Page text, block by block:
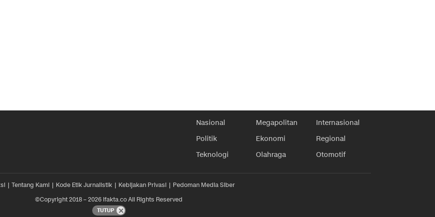
Nasional Megapolitan
Internasional
Politik
Ekonomi
Regional
Teknologi
Olahraga Otomotif
Tentang Kami Kode Etik Jurnalistik Kebijakan Privasi
Pedoman Media Siber
©Copyright 2018 – 2026 ifakta.co All Rights Reserved
TUTUP